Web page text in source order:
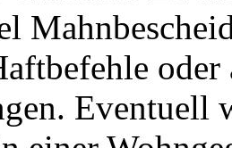
Eventuell